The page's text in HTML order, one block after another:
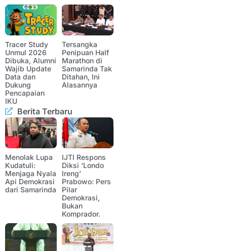
Tracer Study
Unmul 2026
Dibuka, Alumni
Wajib Update
Data dan
Dukung
Pencapaian
IKU
Tersangka
Penipuan Half
Marathon di
Samarinda Tak
Ditahan, Ini
Alasannya
Berita Terbaru
Menolak Lupa
Kudatuli:
Menjaga Nyala
Api Demokrasi
dari Samarinda
IJTI Respons
Diksi ‘Londo
Ireng’
Prabowo: Pers
Pilar
Demokrasi,
Bukan
Komprador.